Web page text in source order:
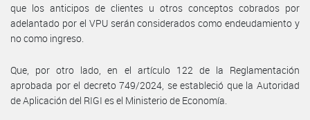
que los anticipos de clientes u otros conceptos cobrados por
adelantado por el VPU serán considerados como endeudamiento y
no como ingreso.
Que, por otro lado, en el artículo 122 de la Reglamentación
aprobada por el decreto 749/2024, se estableció que la Autoridad
de Aplicación del RIGI es el Ministerio de Economía.